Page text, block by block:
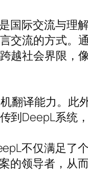
国际交流与理
交流的方式。
越社会界限，
翻译能力。
到DeepL系统
不仅满足了
的领导者，从